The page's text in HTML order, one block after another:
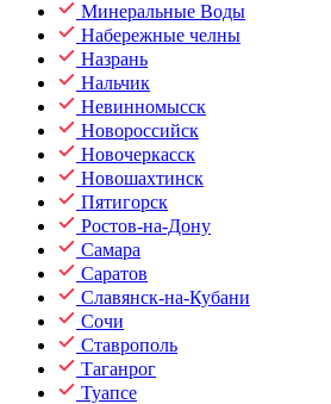
Минеральные Воды
Набережные челны
Назрань
Нальчик
Невинномысск
Новороссийск
Новочеркасск
Новошахтинск
Пятигорск
Ростов-на-Дону
Самара
Саратов
Славянск-на-Кубани
Сочи
Ставрополь
Таганрог
Туапсе